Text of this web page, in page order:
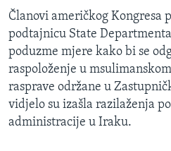
Idi
na
pretragu
SJEDINJENE AMERIČKE
BOSNA I HERCEGOVINA
SVIJET
NAUKA I TEHNOLOGIJA
SPECIJALNI PROJEKTI
KORUPCIJA
SLOBODA MEDIJA
ŽENSKA STRANA
Članovi američkog Kongresa
podtajnicu State
poduzme mjere kako bi se
raspoloženje u
rasprave održane u
vidjelo su izašla razilaženja
administracije u Iraku.